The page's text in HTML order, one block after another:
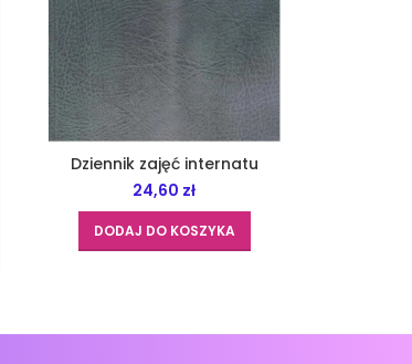
Dziennik zajęć internatu
24,60 zł
DODAJ DO KOSZYKA